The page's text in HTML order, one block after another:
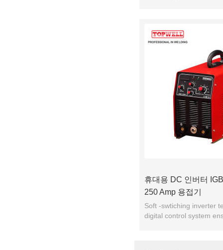
휴대용 DC 인버터
250 Amp 용접기
Soft -swtiching inverter
digital control system